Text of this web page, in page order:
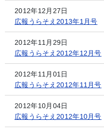
2012年12月27日
広報うらそえ2013年1月号
2012年11月29日
広報うらそえ2012年12月号
2012年11月01日
広報うらそえ2012年11月号
2012年10月04日
広報うらそえ2012年10月号